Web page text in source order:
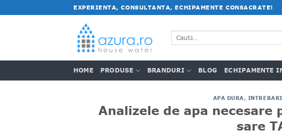
la
EXPERIENTA, CONSULTANTA, ECHIPAMENTE CONSACRATE!
Caută
după:
HOME PRODUSE BRANDURI BLOG ECHIPAMENTE
APA DURA,
Analizele de apa
sare